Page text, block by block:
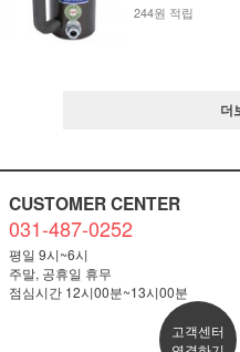
244원 적립
더
CUSTOMER CENTER
031-487-0252
평일 9시~6시
주말, 공휴일 휴무
점심시간 12시00분~13시00분
고객센터